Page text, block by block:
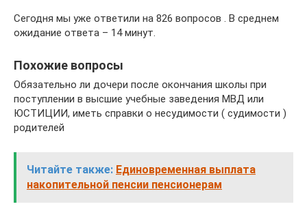
Сегодня мы уже ответили на 826 вопросов . В среднем
ожидание ответа – 14 минут.
Похожие вопросы
Обязательно ли дочери после окончания школы при
поступлении в высшие учебные заведения МВД или
ЮСТИЦИИ, иметь справки о несудимости ( судимости )
родителей
Читайте также: Единовременная выплата
накопительной пенсии пенсионерам